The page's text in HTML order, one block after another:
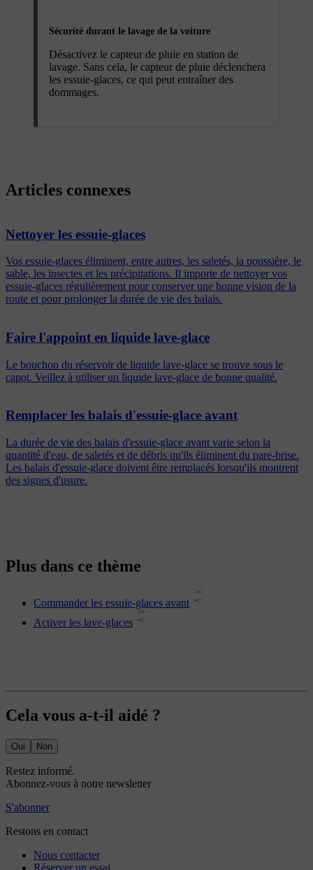
Sécurité durant le lavage de la voiture
Désactivez le capteur de pluie en station de
lavage. Sans cela, le capteur de pluie déclenchera
les essuie-glaces, ce qui peut entraîner des
dommages.
Articles connexes
Nettoyer les essuie-glaces
Vos essuie-glaces éliminent, entre autres, les saletés, la poussière, le
sable, les insectes et les précipitations. Il importe de nettoyer vos
essuie-glaces régulièrement pour conserver une bonne vision de la
route et pour prolonger la durée de vie des balais.
Faire l'appoint en liquide lave-glace
Le bouchon du réservoir de liquide lave-glace se trouve sous le
capot. Veillez à utiliser un liquide lave-glace de bonne qualité.
Remplacer les balais d'essuie-glace avant
La durée de vie des balais d'essuie-glace avant varie selon la
quantité d'eau, de saletés et de débris qu'ils éliminent du pare-brise.
Les balais d'essuie-glace doivent être remplacés lorsqu'ils montrent
des signes d'usure.
Plus dans ce thème
Commander les essuie-glaces avant
Activer les lave-glaces
Cela vous a-t-il aidé ?
Oui Non